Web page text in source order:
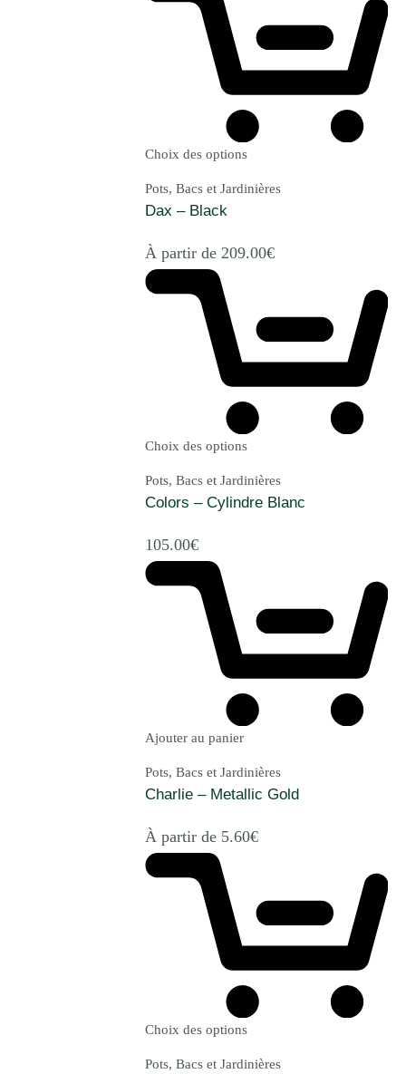
Choix des options
Pots, Bacs et Jardinières
Dax – Black
À partir de 209.00€
Choix des options
Pots, Bacs et Jardinières
Colors – Cylindre Blanc
105.00€
Ajouter au panier
Pots, Bacs et Jardinières
Charlie – Metallic Gold
À partir de 5.60€
Choix des options
Pots, Bacs et Jardinières